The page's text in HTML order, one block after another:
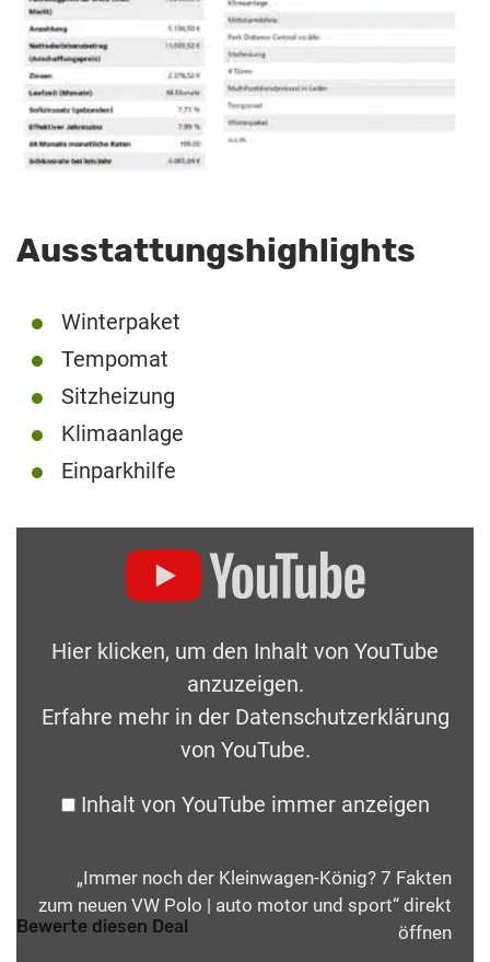
Ausstattungshighlights
Winterpaket
Tempomat
Sitzheizung
Klimaanlage
Einparkhilfe
Hier klicken, um den Inhalt von YouTube
anzuzeigen.
Erfahre mehr in der Datenschutzerklärung
von YouTube.
Inhalt von YouTube immer anzeigen
„Immer noch der Kleinwagen-König? 7 Fakten
zum neuen VW Polo | auto motor und sport“ direkt
öffnen
Bewerte diesen Deal